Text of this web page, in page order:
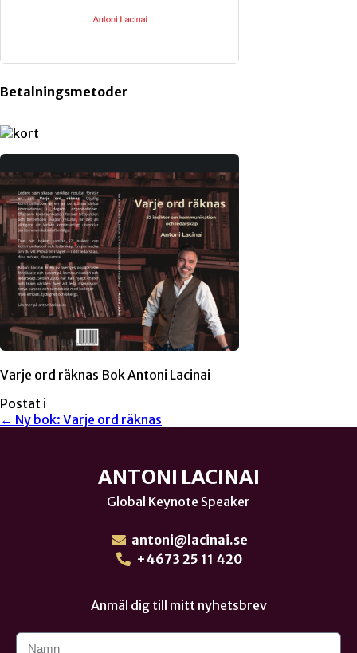
Betalningsmetoder
Varje ord räknas Bok Antoni Lacinai
Postat i
← Ny bok: Varje ord räknas
ANTONI LACINAI
Global Keynote Speaker
antoni@lacinai.se
+4673 25 11 420
Anmäl dig till mitt nyhetsbrev